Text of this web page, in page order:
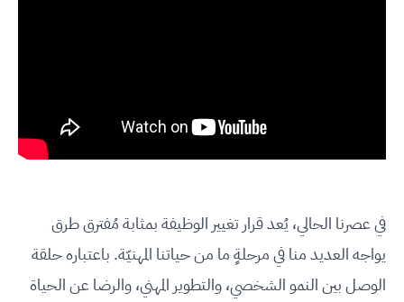
في عصرنا الحالي، يُعد قرار تغيير الوظيفة بمثابة مُفترق طرق
يواجه العديد منا في مرحلةٍ ما من حياتنا المهنيّة. باعتباره حلقة
الوصل بين النمو الشخصي، والتطوير المهني، والرضا عن الحياة